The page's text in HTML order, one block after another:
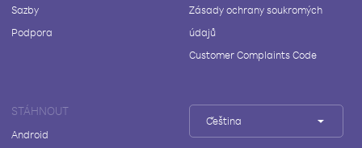
Sazby
Podpora
Zásady ochrany soukromých
údajů
Customer Complaints Code
STÁHNOUT
Android
Čeština